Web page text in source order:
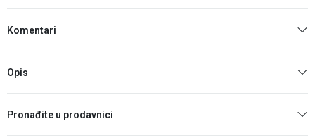
Komentari
Opis
Pronađite u prodavnici